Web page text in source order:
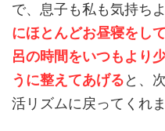
で、息子も私も気持ち
にほとんどお昼寝をし
呂の時間をいつもより
うに整えてあげると、
活リズムに戻ってくれま